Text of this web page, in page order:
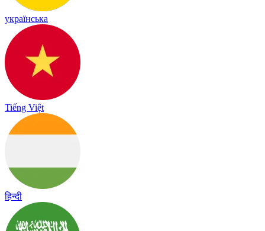
українська
Tiếng Việt
हिन्दी